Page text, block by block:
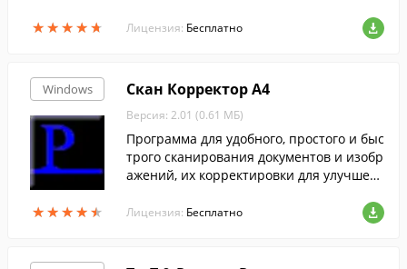
★★★★★
★★★★★
Редактор dbf-файлов dbfedi...
Лицензия: Бесплатно
Windows
★★★★★
★★★★★
Скан Корректор А4
Версия: 2.01 (0.61 МБ)
Программа для удобного, простого и быс
трого сканирования документов и изобр
ажений, их корректировки для улучшен
сть, яркость, цветность), вывода на печа
ть и сохранения. Расчитана на широкий
Лицензия: Бесплатно